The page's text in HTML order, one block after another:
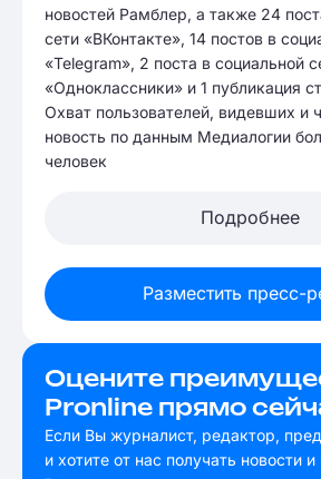
новостей Рамблер, а также 24
сети «ВКонтакте», 14 постов в
«Telegram», 2 поста в социальной
«Одноклассники» и 1 публикация
Охват пользователей, видевших и
новость по данным Медиалогии
человек
Подробнее
Разместить пресс-
Оцените
Pronline прямо
Если Вы журналист, редактор,
и хотите от нас получать новости